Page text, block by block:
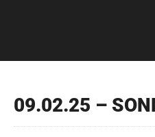
09.02.25 –